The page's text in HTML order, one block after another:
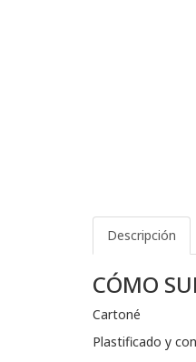
Descripción
CÓMO
Cartoné
Plastificado y